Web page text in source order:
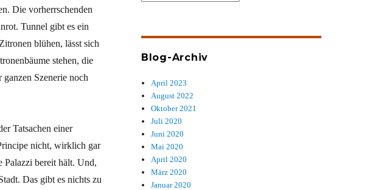
Die vorherrschenden
Tunnel gibt es ein
blühen, lässt sich
stehen, die
Szenerie noch
Tatsachen einer
nicht, wirklich gar
Palazzi bereit hält. Und,
Das gibt es nichts zu
Blog-Archiv
April 2023
August 2022
Oktober 2021
Juli 2020
Juni 2020
Mai 2020
April 2020
März 2020
Januar 2020